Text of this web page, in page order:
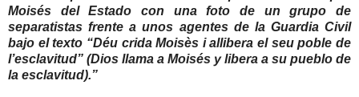
Moisés del Estado con una foto de un grupo de
separatistas frente a unos agentes de la Guardia Civil
bajo el texto “Déu crida Moisès i allibera el seu poble de
l’esclavitud” (Dios llama a Moisés y libera a su pueblo de
la esclavitud).”